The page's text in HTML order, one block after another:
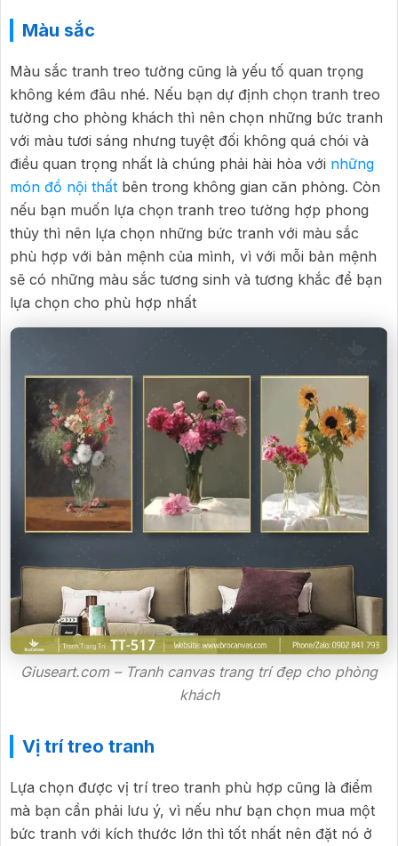
Màu sắc
Màu sắc tranh treo tường cũng là yếu tố quan trọng
không kém đâu nhé. Nếu bạn dự định chọn tranh treo
tường cho phòng khách thì nên chọn những bức tranh
với màu tươi sáng nhưng tuyệt đối không quá chói và
điều quan trọng nhất là chúng phải hài hòa với những
món đồ nội thất bên trong không gian căn phòng. Còn
nếu bạn muốn lựa chọn tranh treo tường hợp phong
thủy thì nên lựa chọn những bức tranh với màu sắc
phù hợp với bản mệnh của mình, vì với mỗi bản mệnh
sẽ có những màu sắc tương sinh và tương khắc để bạn
lựa chọn cho phù hợp nhất
Giuseart.com – Tranh canvas trang trí đẹp cho phòng
khách
Vị trí treo tranh
Lựa chọn được vị trí treo tranh phù hợp cũng là điểm
mà bạn cần phải lưu ý, vì nếu như bạn chọn mua một
bức tranh với kích thước lớn thì tốt nhất nên đặt nó ở